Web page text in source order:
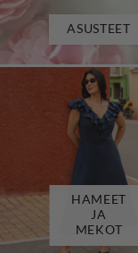
ASUSTEET
HAMEET
JA
MEKOT